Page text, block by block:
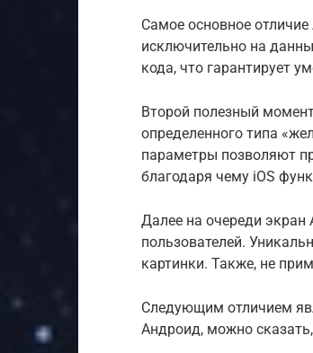
Самое основное
исключительно на
кода, что гарантирует
Второй полезный
определенного типа
параметры позволяют
благодаря чему iOS
Далее на очереди
пользователей.
картинки. Также, не
Следующим отличием
Андроид, можно